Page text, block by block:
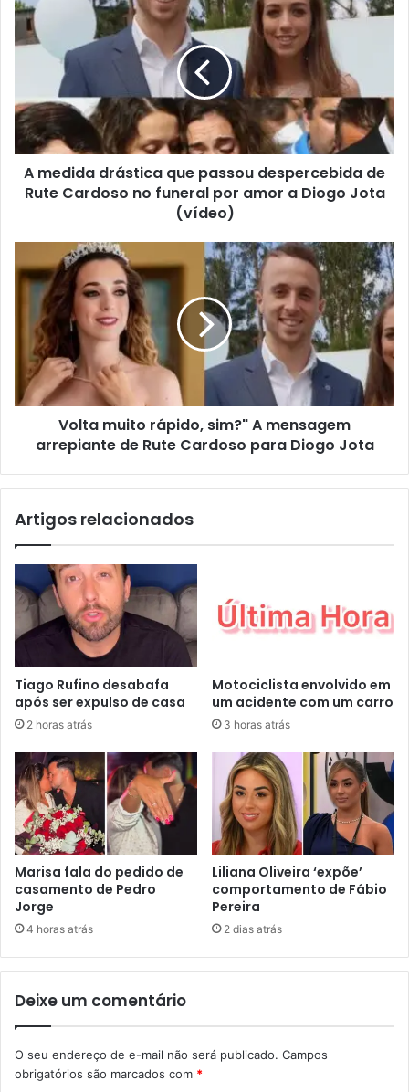
A medida drástica que passou despercebida de
Rute Cardoso no funeral por amor a Diogo Jota
(vídeo)
Volta muito rápido, sim?" A mensagem
arrepiante de Rute Cardoso para Diogo Jota
Artigos relacionados
Tiago Rufino desabafa
após ser expulso de casa
2 horas atrás
Motociclista envolvido em
um acidente com um carro
3 horas atrás
Marisa fala do pedido de
casamento de Pedro
Jorge
4 horas atrás
Liliana Oliveira ‘expõe’
comportamento de Fábio
Pereira
2 dias atrás
Deixe um comentário
O seu endereço de e-mail não será publicado. Campos
obrigatórios são marcados com *